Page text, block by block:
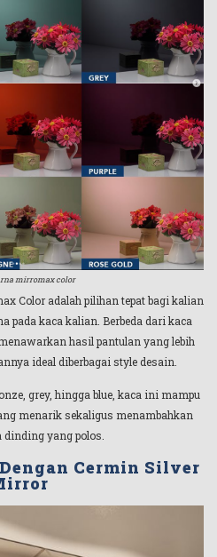
mirromax color
Color adalah pilihan tepat bagi kalian
pada kaca kalian. Berbeda dari kaca
hasil pantulan yang lebih
ideal diberbagai style desain.
grey, hingga blue, kaca ini mampu
menarik sekaligus menambahkan
dinding yang polos.
Cermin Silver